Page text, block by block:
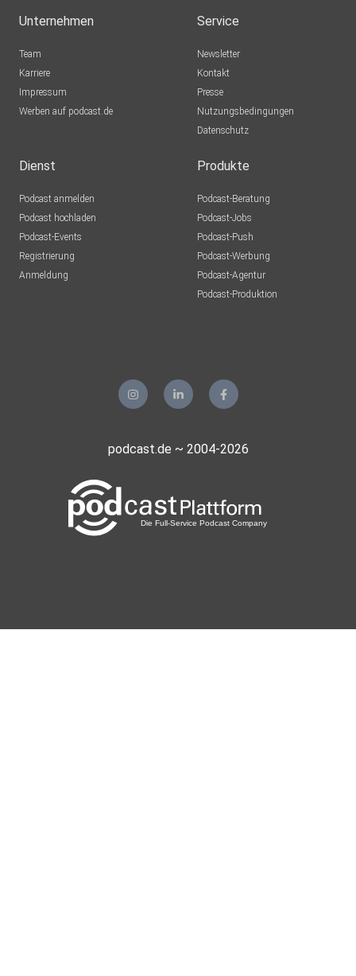
Unternehmen
Team
Karriere
Impressum
Werben auf podcast.de
Service
Newsletter
Kontakt
Presse
Nutzungsbedingungen
Datenschutz
Dienst
Podcast anmelden
Podcast hochladen
Podcast-Events
Registrierung
Anmeldung
Produkte
Podcast-Beratung
Podcast-Jobs
Podcast-Push
Podcast-Werbung
Podcast-Agentur
Podcast-Produktion
podcast.de ~ 2004-2026